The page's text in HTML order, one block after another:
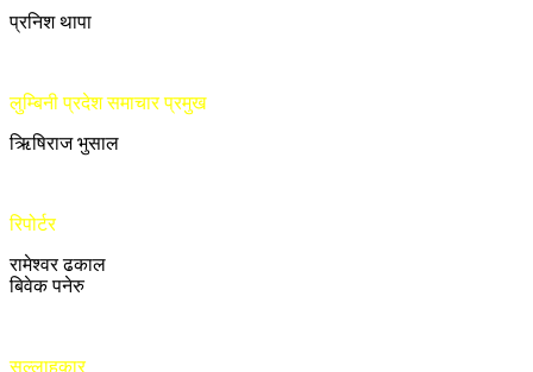
प्रनिश थापा
लुम्बिनी प्रदेश समाचार प्रमुख
ऋिषिराज भुसाल
रिपोर्टर
रामेश्वर ढकाल
बिवेक पनेरु
सल्लाहकार